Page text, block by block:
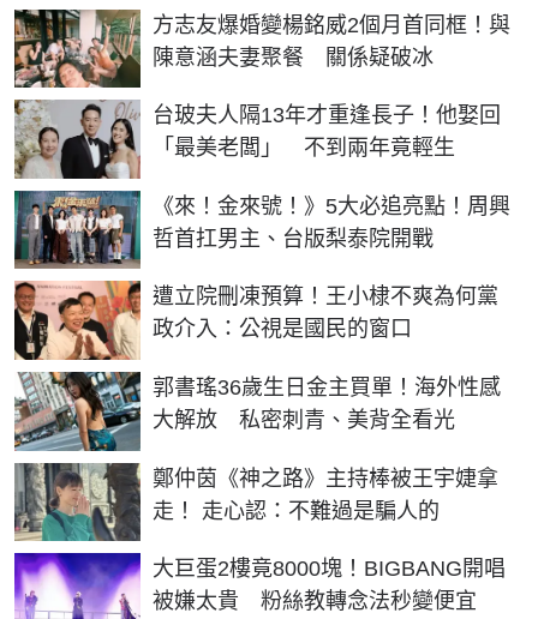
方志友爆婚變楊銘威2個月首同框！與
陳意涵夫妻聚餐 關係疑破冰
台玻夫人隔13年才重逢長子！他娶回
「最美老闆」 不到兩年竟輕生
《來！金來號！》5大必追亮點！周興
哲首扛男主、台版梨泰院開戰
遭立院刪凍預算！王小棣不爽為何黨
政介入：公視是國民的窗口
郭書瑤36歲生日金主買單！海外性感
大解放 私密刺青、美背全看光
鄭仲茵《神之路》主持棒被王宇婕拿
走！ 走心認：不難過是騙人的
大巨蛋2樓竟8000塊！BIGBANG開唱
被嫌太貴 粉絲教轉念法秒變便宜